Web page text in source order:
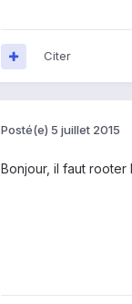
Citer
Posté(e) 5 juillet 2015
Bonjour, il faut rooter